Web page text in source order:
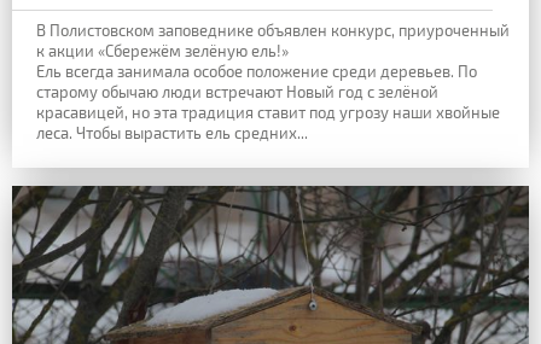
В Полистовском заповеднике объявлен конкурс, приуроченный
к акции «Сбережём зелёную ель!»
Ель всегда занимала особое положение среди деревьев. По
старому обычаю люди встречают Новый год с зелёной
красавицей, но эта традиция ставит под угрозу наши хвойные
леса. Чтобы вырастить ель средних...